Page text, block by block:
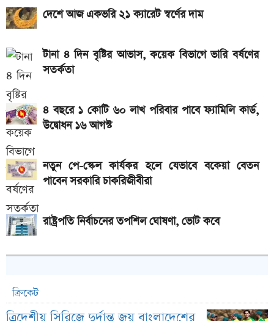
দেশে আজ একভরি ২১ ক্যারেট স্বর্ণের দাম
টানা ৪ দিন বৃষ্টির আভাস, কয়েক বিভাগে ভারি বর্ষণের
সতর্কতা
৪ বছরে ১ কোটি ৬০ লাখ পরিবার পাবে ফ্যামিলি কার্ড,
উদ্বোধন ১৬ আগস্ট
নতুন পে-স্কেল কার্যকর হলে যেভাবে বকেয়া বেতন
পাবেন সরকারি চাকরিজীবীরা
রাষ্ট্রপতি নির্বাচনের তপশিল ঘোষণা, ভোট কবে
ক্রিকেট